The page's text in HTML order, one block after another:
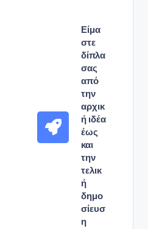
Είμα
στε
δίπλα
σας
από
την
αρχικ
ή ιδέα
έως
και
την
τελικ
ή
δημο
σίευσ
η